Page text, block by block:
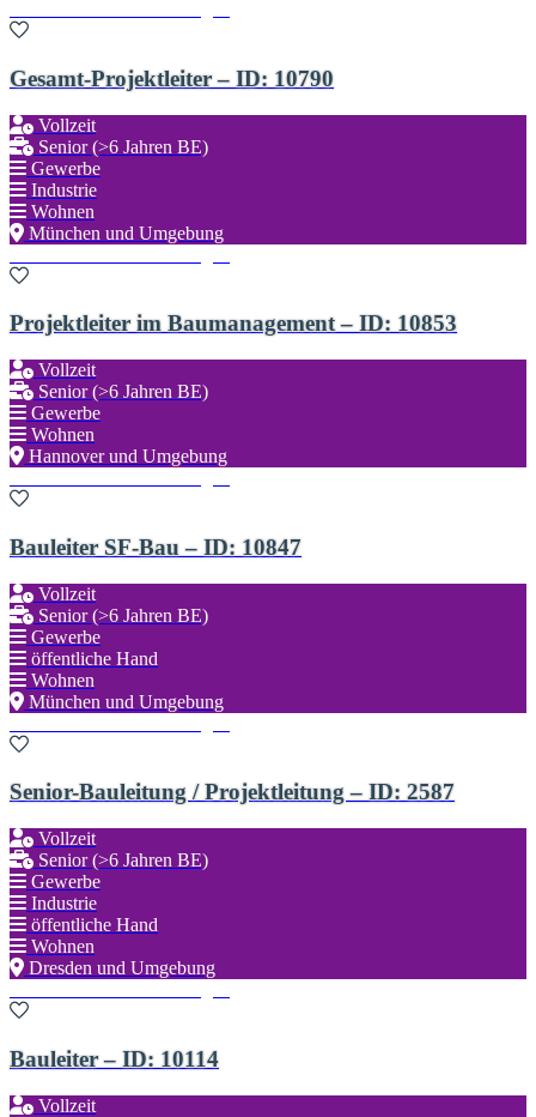
Gesamt-Projektleiter – ID: 10790
Vollzeit
Senior (>6 Jahren BE)
Gewerbe
Industrie
Wohnen
München und Umgebung
Projektleiter im Baumanagement – ID: 10853
Vollzeit
Senior (>6 Jahren BE)
Gewerbe
Wohnen
Hannover und Umgebung
Bauleiter SF-Bau – ID: 10847
Vollzeit
Senior (>6 Jahren BE)
Gewerbe
öffentliche Hand
Wohnen
München und Umgebung
Senior-Bauleitung / Projektleitung – ID: 2587
Vollzeit
Senior (>6 Jahren BE)
Gewerbe
Industrie
öffentliche Hand
Wohnen
Dresden und Umgebung
Bauleiter – ID: 10114
Vollzeit